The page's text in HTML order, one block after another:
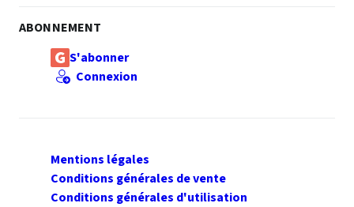
ABONNEMENT
S'abonner
Connexion
Mentions légales
Conditions générales de vente
Conditions générales d'utilisation